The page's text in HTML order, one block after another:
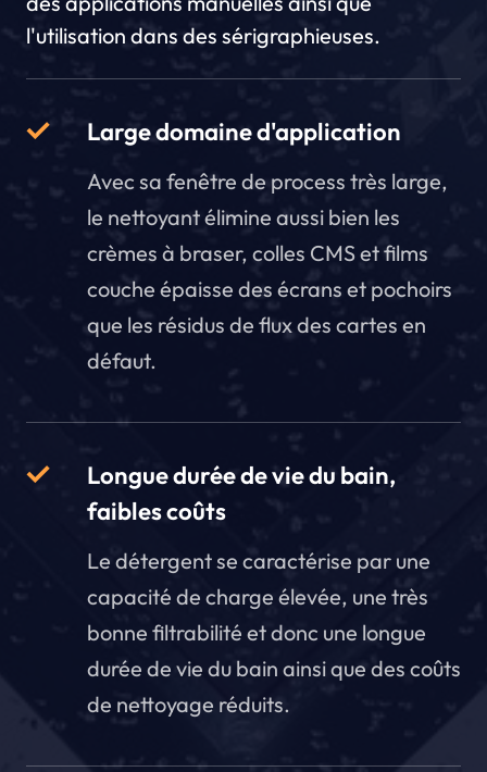
l'utilisation dans des sérigraphieuses.
Large domaine d'application
Avec sa fenêtre de process très large,
le nettoyant élimine aussi bien les
crèmes à braser, colles CMS et films
couche épaisse des écrans et pochoirs
que les résidus de flux des cartes en
défaut.
Longue durée de vie du bain,
faibles coûts
Le détergent se caractérise par une
capacité de charge élevée, une très
bonne filtrabilité et donc une longue
durée de vie du bain ainsi que des coûts
de nettoyage réduits.